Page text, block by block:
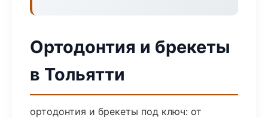
Ортодонтия и брекеты
в Тольятти
ортодонтия и брекеты под ключ: от